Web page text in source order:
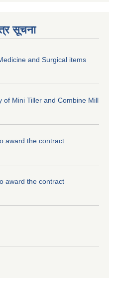
सूचना
and Surgical items
of Mini Tiller and Combine Mill
award the contract
award the contract